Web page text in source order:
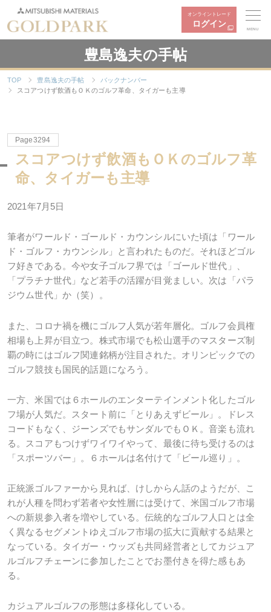
オンライントレード
ログイン
MENU
豊島逸夫の手帖
TOP 豊島逸夫の手帖
バックナンバー
スコアつけず飲酒もＯＫのゴルフ革命、タイガーも主導
Page3294
スコアつけず飲酒もＯＫのゴルフ革
命、タイガーも主導
2021年7月5日
筆者がワールド・ゴールド・カウンシルにいた頃は「ワール
ド・ゴルフ・カウンシル」と言われたものだ。それほどゴル
フ好きである。今や女子ゴルフ界では「ゴールド世代」、
「プラチナ世代」など若手の活躍が目覚ましい。次は「パラ
ジウム世代」か（笑）。
また、コロナ禍を機にゴルフ人気が若年層化。ゴルフ会員権
相場も上昇が目立つ。株式市場でも松山選手のマスターズ制
覇の時にはゴルフ関連銘柄が注目された。オリンピックでの
ゴルフ競技も国民的話題になろう。
一方、米国では６ホールのエンターテインメント化したゴル
フ場が人気だ。スタート前に「とりあえずビール」。ドレス
コードもなく、ジーンズでもサンダルでもＯＫ。音楽も流れ
る。スコアもつけずワイワイやって、最後に待ち受けるのは
「スポーツバー」。６ホールは名付けて「ビール巡り」。
正統派ゴルファーから見れば、けしからん話のようだが、こ
れが人種を問わず若者や女性層には受けて、米国ゴルフ市場
への新規参入者を増やしている。伝統的なゴルフ人口とは全
く異なるセグメントゆえゴルフ市場の拡大に貢献する結果と
なっている。タイガー・ウッズも共同経営者としてカジュア
ルゴルフチェーンに参加したことでお墨付きを得た感もあ
る。
カジュアルゴルフの形態は多様化している。